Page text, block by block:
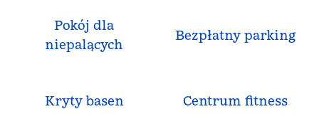
Pokój dla
niepalących
Bezpłatny parking
Kryty basen Centrum fitness